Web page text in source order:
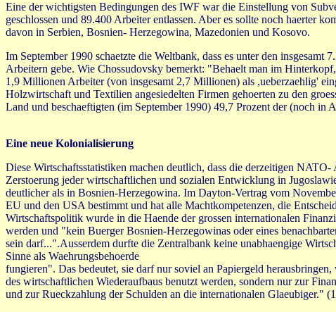
Eine der wichtigsten Bedingungen des IWF war die Einstellung von
geschlossen und 89.400 Arbeiter entlassen. Aber es sollte noch haerter
davon in Serbien, Bosnien- Herzegowina, Mazedonien und Kosovo.
Im September 1990 schaetzte die Weltbank, dass es unter den
Arbeitern gebe. Wie Chossudovsky bemerkt: "Behaelt man im
1,9 Millionen Arbeiter (von insgesamt 2,7 Millionen) als ,ueberzaehlig'
Holzwirtschaft und Textilien angesiedelten Firmen gehoerten zu den
Land und beschaeftigten (im September 1990) 49,7 Prozent der (noch in
Eine neue Kolonialisierung
Diese Wirtschaftsstatistiken machen deutlich, dass die derzeitigen
Zerstoerung jeder wirtschaftlichen und sozialen Entwicklung in
deutlicher als in Bosnien-Herzegowina. Im Dayton-Vertrag vom
EU und den USA bestimmt und hat alle Machtkompetenzen, die
Wirtschaftspolitik wurde in die Haende der grossen internationalen
werden und "kein Buerger Bosnien-Herzegowinas oder eines
sein darf...".Ausserdem durfte die Zentralbank keine unabhaengige
Sinne als Waehrungsbehoerde
fungieren". Das bedeutet, sie darf nur soviel an Papiergeld
des wirtschaftlichen Wiederaufbaus benutzt werden, sondern nur zur
und zur Rueckzahlung der Schulden an die internationalen Glaeubiger."